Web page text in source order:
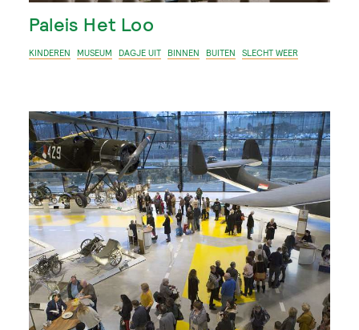
Paleis Het Loo
KINDEREN MUSEUM DAGJE UIT BINNEN BUITEN SLECHT WEER